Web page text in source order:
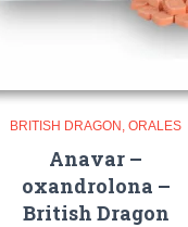
BRITISH DRAGON ORALES
Anavar –
oxandrolona –
British Dragon